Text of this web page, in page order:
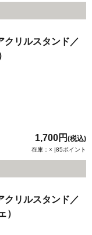
クリルスタンド／
1,700円 (税込)
在庫：× |85ポイント
クリルスタンド／
）